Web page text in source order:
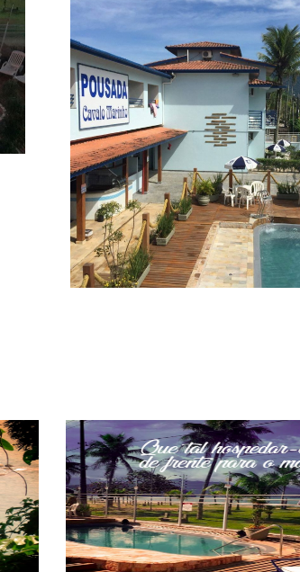
você
Hospede
Hóspede Fiel Criamos a
para fortalecer a relação entre